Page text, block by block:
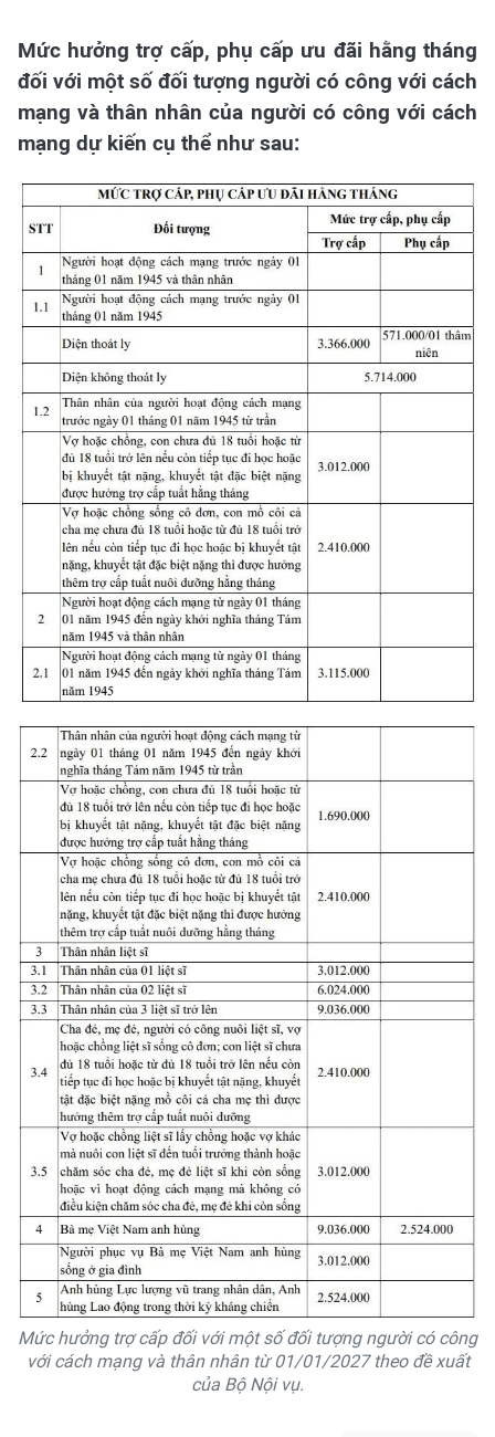
Mức hưởng trợ cấp, phụ cấp ưu đãi hằng tháng
đối với một số đối tượng người có công với cách
mạng và thân nhân của người có công với cách
mạng dự kiến cụ thể như sau:
Mức hưởng trợ cấp đối với một số đối tượng người có công
với cách mạng và thân nhân từ 01/01/2027 theo đề xuất
của Bộ Nội vụ.